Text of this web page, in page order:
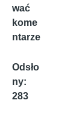
wać
kome
ntarze
Odsło
ny:
283